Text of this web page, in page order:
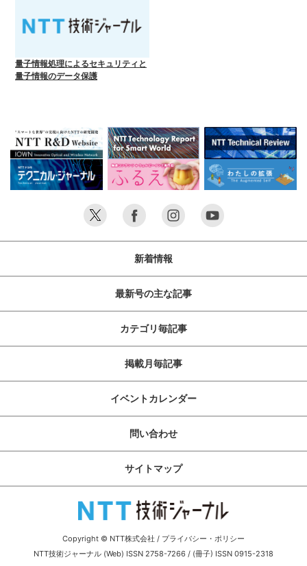
量子情報処理によるセキュリティと
量子情報のデータ保護
新着情報
最新号の主な記事
カテゴリ毎記事
掲載月毎記事
イベントカレンダー
問い合わせ
サイトマップ
Copyright © NTT株式会社 / プライバシー・ポリシー
NTT技術ジャーナル (Web) ISSN 2758-7266 / (冊子) ISSN 0915-2318